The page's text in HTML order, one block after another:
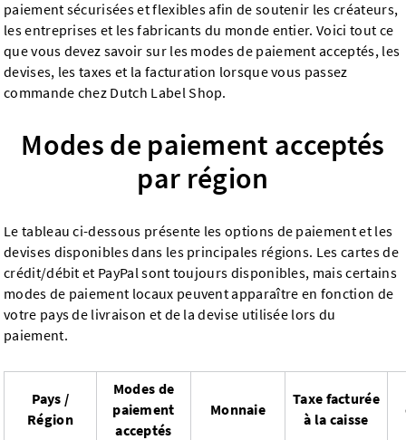
paiement sécurisées et flexibles afin de soutenir les créateurs,
les entreprises et les fabricants du monde entier. Voici tout ce
que vous devez savoir sur les modes de paiement acceptés, les
devises, les taxes et la facturation lorsque vous passez
commande chez Dutch Label Shop.
Modes de paiement acceptés
par région
Le tableau ci-dessous présente les options de paiement et les
devises disponibles dans les principales régions. Les cartes de
crédit/débit et PayPal sont toujours disponibles, mais certains
modes de paiement locaux peuvent apparaître en fonction de
votre pays de livraison et de la devise utilisée lors du
paiement.
Pays /
Région
Modes de
paiement
acceptés
Monnaie
Taxe facturée
à la caisse